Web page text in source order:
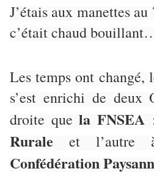
J’étais aux manettes
c’était chaud
Les temps ont changé,
s’est enrichi de deux
droite que la FNSEA
Rurale et l’autre
Confédération